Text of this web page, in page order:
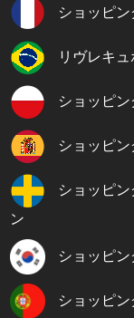
ショッピ
リヴレキュ
ショッピ
ショッピ
ショッピ
ン
ショッピ
ショッピ